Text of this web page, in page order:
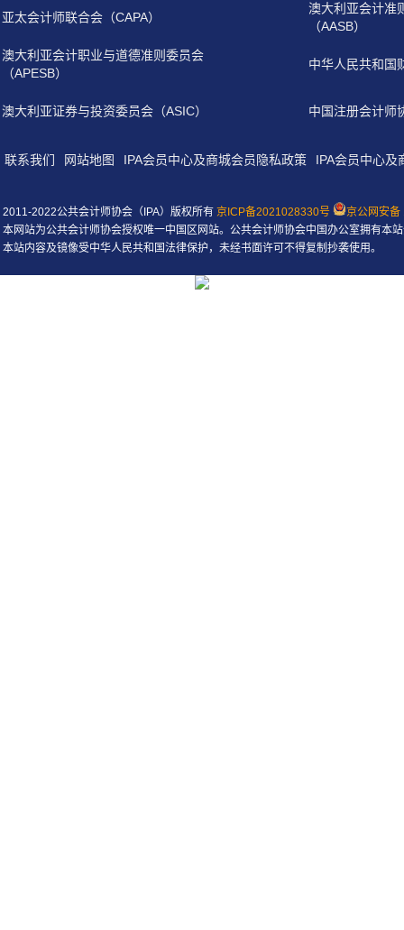
亚太会计师联合会（CAPA）
澳大利亚会计准
（AASB）
澳大利亚会计职业与道德准则委员会
（APESB）
中华人民共和国
澳大利亚证券与投资委员会（ASIC） 中国注册会计师
联系我们 网站地图 IPA会员中心及商城会员隐私政策 IPA会员中心及
2011-2022公共会计师协会（IPA）版权所有 京ICP备2021028330号
京公网安
本网站为公共会计师协会授权唯一中国区网站。公共会计师协会中国办公室拥有本
本站内容及镜像受中华人民共和国法律保护，未经书面许可不得复制抄袭使用。